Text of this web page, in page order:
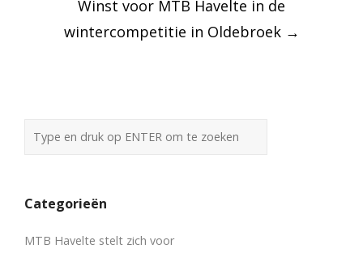
Winst voor MTB Havelte in de
wintercompetitie in Oldebroek →
Categorieën
MTB Havelte stelt zich voor